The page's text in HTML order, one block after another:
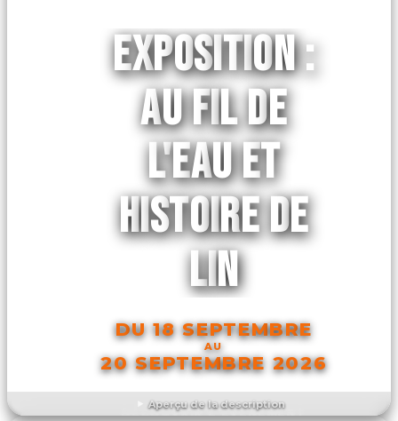
Aperçu de la description
EXPOSITION :
AU FIL DE
L'EAU ET
HISTOIRE DE
LIN
DU 18 SEPTEMBRE
AU
20 SEPTEMBRE 2026
DÉCOUVRIR L'ÉVÉNEMENT